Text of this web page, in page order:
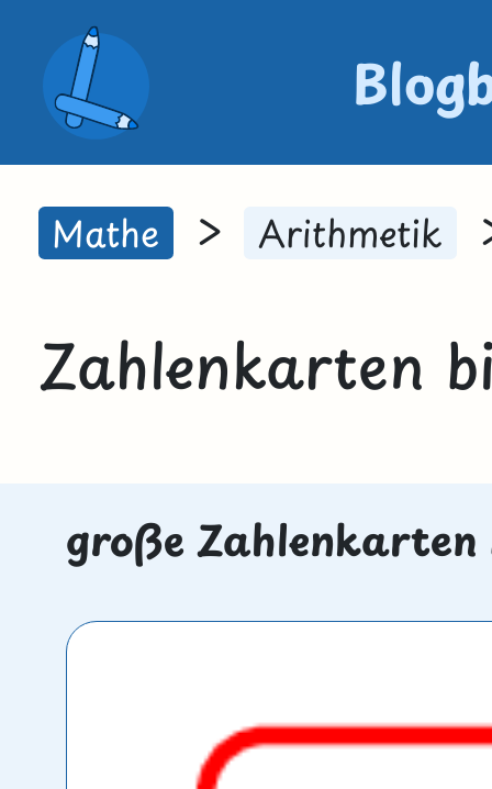
Mathe > Arithmetik
Zahlenkarten
große